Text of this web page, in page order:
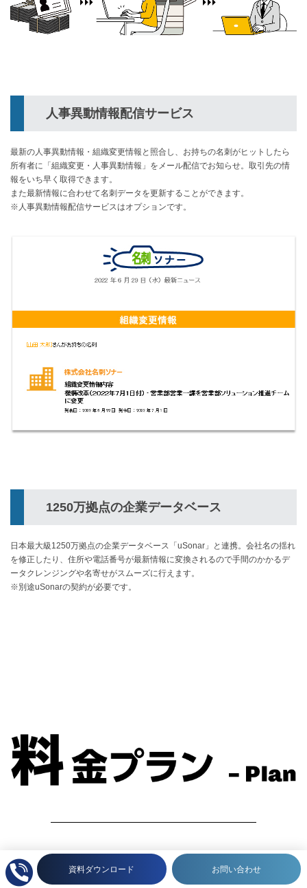
人事異動情報配信サービス
最新の人事異動情報・組織変更情報と照合し、お持ちの名刺がヒットしたら
所有者に「組織変更・人事異動情報」をメール配信でお知らせ。取引先の情
報をいち早く取得できます。
また最新情報に合わせて名刺データを更新することができます。
※人事異動情報配信サービスはオプションです。
1250万拠点の企業データベース
日本最大級1250万拠点の企業データベース「uSonar」と連携。会社名の揺れ
を修正したり、住所や電話番号が最新情報に変換されるので手間のかかるデ
ータクレンジングや名寄せがスムーズに行えます。
※別途uSonarの契約が必要です。
資料ダウンロード お問い合わせ